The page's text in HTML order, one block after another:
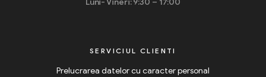
Luni- Vineri: 9:30 – 17:00
SERVICIUL CLIENTI
Prelucrarea datelor cu caracter personal